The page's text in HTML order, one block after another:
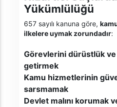
Yükümlülüğü
657 sayılı kanuna göre,
ilkelere uymak zorundadır:
Görevlerini dürüstlük ve
getirmek
Kamu hizmetlerinin
sarsmamak
Devlet malını korumak